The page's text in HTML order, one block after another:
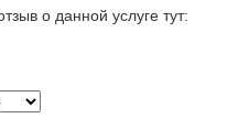
о данной услуге тут: